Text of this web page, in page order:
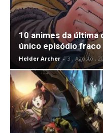
10 animes da última
único episódio fraco
Helder Archer - 3 , Agosto ,